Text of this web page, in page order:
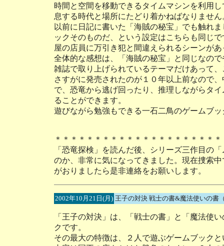
時間と空間を移動できるタイムマシンを利用
息する時代と場所にたどり着かねばなりません
以前に日記に書いた「海賊の秘宝」でも触れ
ックそのものだ、という設定はこちらも同じ
屋の店員に万引き犯と間違えられるシーンが
全体的な感想は、「海賊の秘宝」と同じなの
雑誌で取り上げられているテーマだけあって
さすがに発売されたのが１０年以上前なので
で、恐竜から逃げ回ったり、推理しながらタ
ることができます。
遊びながら勉強もできる一石二鳥のゲームブッ
＊＊＊＊＊＊＊＊＊＊＊＊＊＊＊＊＊＊＊＊
「恐竜探検」を読んだ後、シリーズ三作目の
のか、非常に気になってきました。現在捜索
がおりましたら是非連絡をお願いします。
2002年10月21日(月) 王子の対決 戦士の書&魔法使いの書
「王子の対決」は、「戦士の書」と「魔法使
クです。
その最大の特徴は、２人で遊ぶゲームブックと